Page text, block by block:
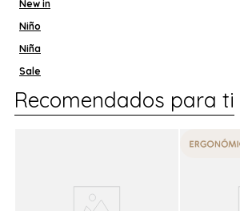
New in
Niño
Niña
Sale
Recomendados para ti